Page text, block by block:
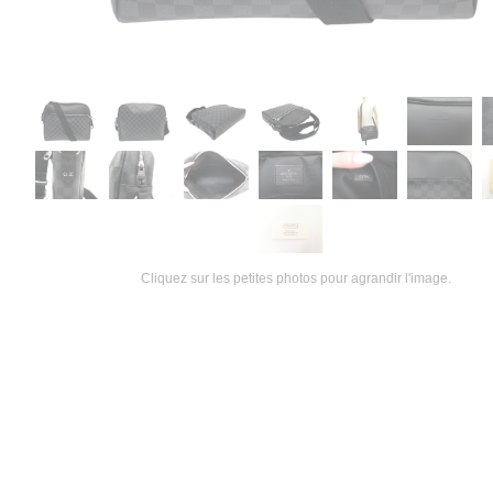
Cliquez sur les petites photos pour agrandir l'image.